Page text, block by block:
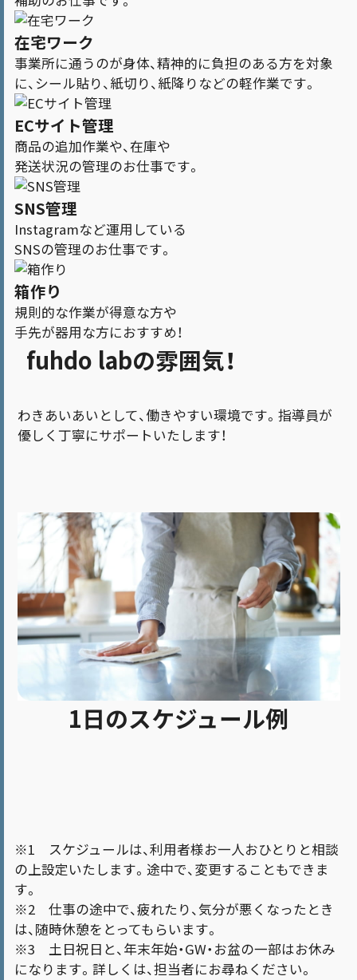
在宅ワーク
事業所に通うのが身体、精神的に負担のある方を対象
に、シール貼り、紙切り、紙降りなどの軽作業です。
ECサイト管理
商品の追加作業や、在庫や
発送状況の管理のお仕事です。
SNS管理
Instagramなど運用している
SNSの管理のお仕事です。
箱作り
規則的な作業が得意な方や
手先が器用な方におすすめ！
fuhdo labの雰囲気！
わきあいあいとして、働きやすい環境です。指導員が
優しく丁寧にサポートいたします！
1日のスケジュール例
※1 スケジュールは、利用者様お一人おひとりと相談
の上設定いたします。途中で、変更することもできま
す。
※2 仕事の途中で、疲れたり、気分が悪くなったとき
は、随時休憩をとってもらいます。
※3 土日祝日と、年末年始・GW・お盆の一部はお休み
になります。詳しくは、担当者にお尋ねください。